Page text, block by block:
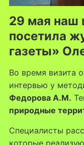
29 мая наш
посетила
газеты»
Во время визита
интервью у
Федорова А.М.
природные
Специалисты
которые